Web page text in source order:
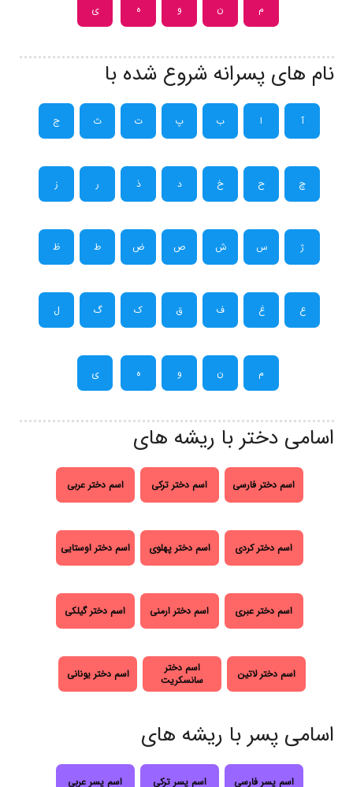
م ن و ه ی
نام های پسرانه شروع شده با
آ ا ب پ ت ث ج
چ ح خ د ذ ر ز
ژ س ش ص ض ط ظ
ع غ ف ق ک گ ل
م ن و ه ی
اسامی دختر با ریشه های
اسم دختر فارسی اسم دختر ترکی اسم دختر عربی
اسم دختر کردی اسم دختر پهلوی اسم دختر اوستایی
اسم دختر عبری اسم دختر ارمنی اسم دختر گیلکی
اسم دختر لاتین
اسم دختر
سانسکریت
اسم دختر یونانی
اسامی پسر با ریشه های
اسم پسر فارسی اسم پسر ترکی اسم پسر عربی